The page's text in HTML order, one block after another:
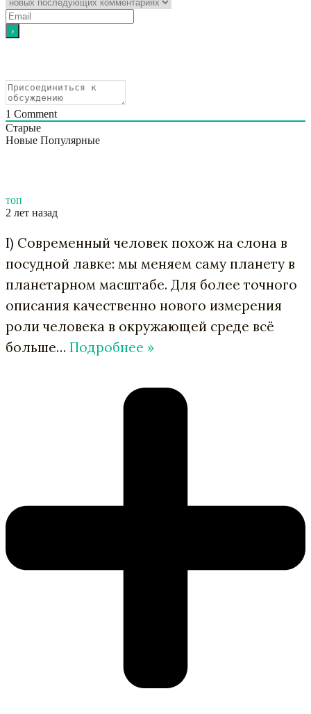
1 Comment
Старые
Новые Популярные
топ
2 лет назад
I) Современный человек похож на слона в
посудной лавке: мы меняем саму планету в
планетарном масштабе. Для более точного
описания качественно нового измерения
роли человека в окружающей среде всё
больше… Подробнее »